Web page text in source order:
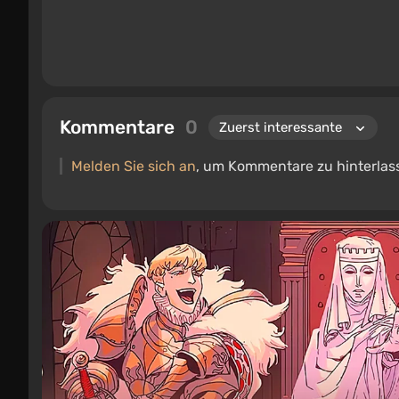
Kommentare 0
Melden Sie sich an, um Kommentare zu